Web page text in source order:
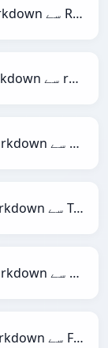
Markdown سے RDataFrame
Markdown سے reStructuredText
Markdown سے Magic
Markdown سے TracWiki
Markdown سے YAML
Markdown سے Firebase